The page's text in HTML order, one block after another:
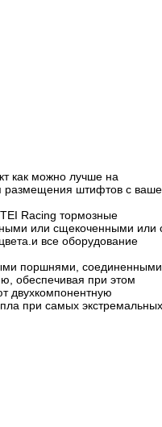
как можно лучше на
размещения штифтов с
Racing тормозные
или сщекоченными или
все оборудование
поршнями, соединенными
обеспечивая при этом
двухкомпонентную
при самых экстремальных